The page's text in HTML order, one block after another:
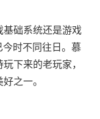
础系统还是游戏
时不同往日。慕
下来的老玩家，
之一。